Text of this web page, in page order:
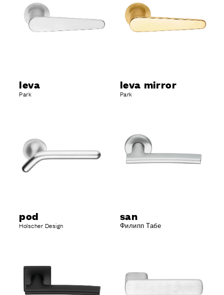
leva
Park
leva mirror
Park
pod
Holscher Design
san
Филипп Табе